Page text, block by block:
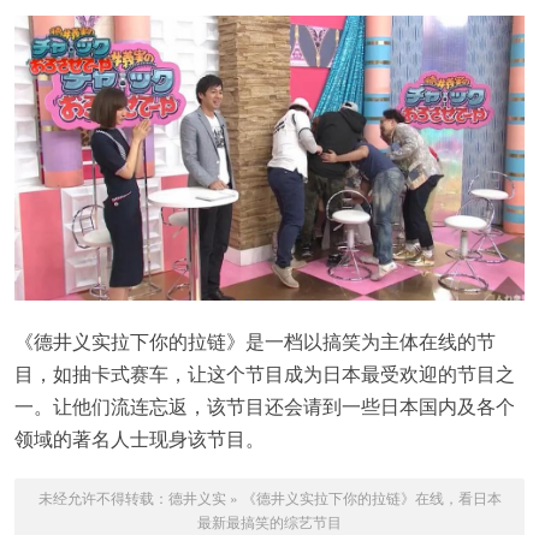
《德井义实拉下你的拉链》是一档以搞笑为主体在线的节
目，如抽卡式赛车，让这个节目成为日本最受欢迎的节目之
一。让他们流连忘返，该节目还会请到一些日本国内及各个
领域的著名人士现身该节目。
未经允许不得转载： 德井义实 »
《德井义实拉下你的拉链》在线，看日本
最新最搞笑的综艺节目